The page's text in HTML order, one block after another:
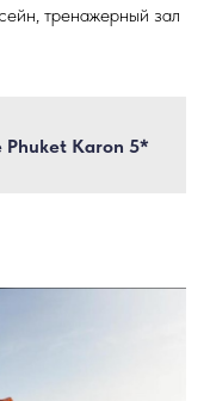
тренажерный зал
Phuket Karon 5*